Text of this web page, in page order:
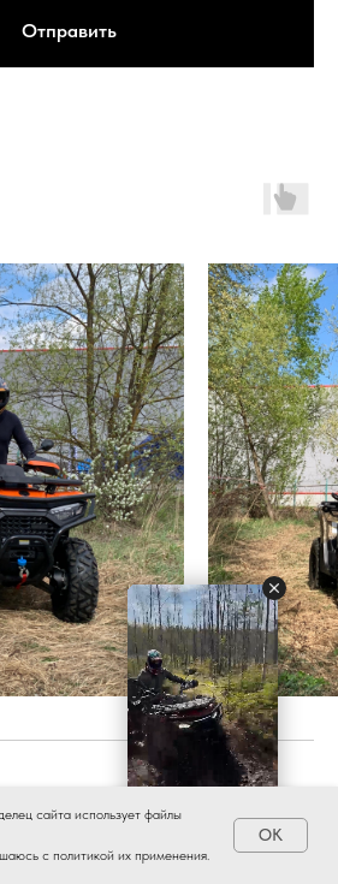
Отправить
сайта использует файлы
с политикой их применения.
OK